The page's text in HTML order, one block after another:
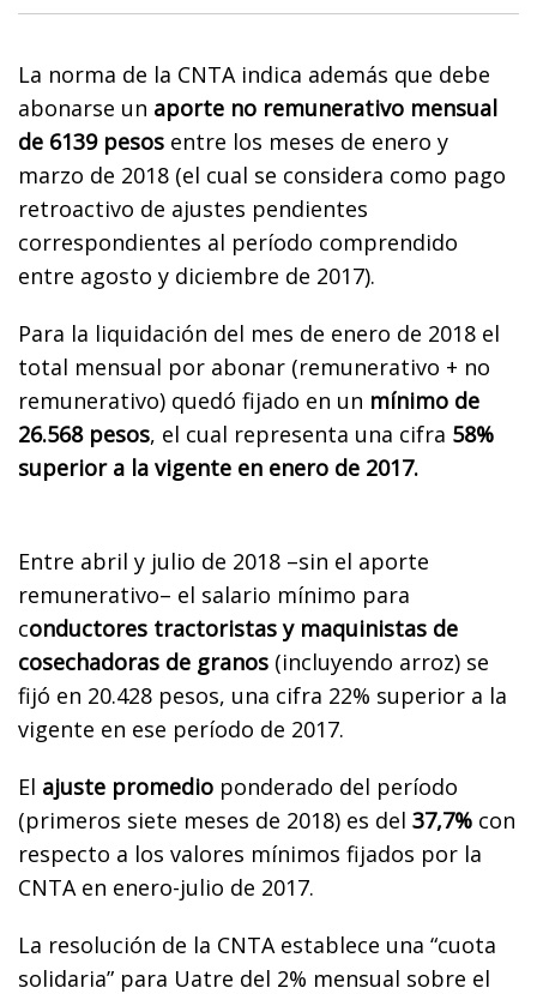
La norma de la CNTA indica además que debe
abonarse un aporte no remunerativo mensual
de 6139 pesos entre los meses de enero y
marzo de 2018 (el cual se considera como pago
retroactivo de ajustes pendientes
correspondientes al período comprendido
entre agosto y diciembre de 2017).
Para la liquidación del mes de enero de 2018 el
total mensual por abonar (remunerativo + no
remunerativo) quedó fijado en un mínimo de
26.568 pesos, el cual representa una cifra 58%
superior a la vigente en enero de 2017.
Entre abril y julio de 2018 –sin el aporte
remunerativo– el salario mínimo para
conductores tractoristas y maquinistas de
cosechadoras de granos (incluyendo arroz) se
fijó en 20.428 pesos, una cifra 22% superior a la
vigente en ese período de 2017.
El ajuste promedio ponderado del período
(primeros siete meses de 2018) es del 37,7% con
respecto a los valores mínimos fijados por la
CNTA en enero-julio de 2017.
La resolución de la CNTA establece una “cuota
solidaria” para Uatre del 2% mensual sobre el